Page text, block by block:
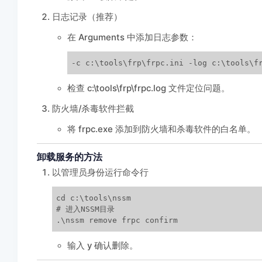
日志记录（推荐）
在 Arguments 中添加日志参数：
-c c:\tools\frp\frpc.ini -log
检查 c:\tools\frp\frpc.log 文件定位问题。
防火墙/杀毒软件拦截
将 frpc.exe 添加到防火墙和杀毒软件的白名单。
卸载服务的方法
以管理员身份运行命令行
cd c:\tools\nssm
# 进入NSSM目录
.\nssm remove frpc confirm
输入 y 确认删除。